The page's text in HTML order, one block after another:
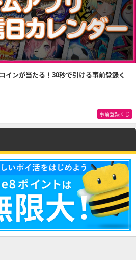
インが当たる！30秒で引ける事前登録く
事前登録くじ